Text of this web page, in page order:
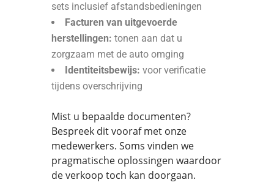
sets inclusief afstandsbedieningen
Facturen van uitgevoerde
herstellingen: tonen aan dat u
zorgzaam met de auto omging
Identiteitsbewijs: voor verificatie
tijdens overschrijving
Mist u bepaalde documenten?
Bespreek dit vooraf met onze
medewerkers. Soms vinden we
pragmatische oplossingen waardoor
de verkoop toch kan doorgaan.